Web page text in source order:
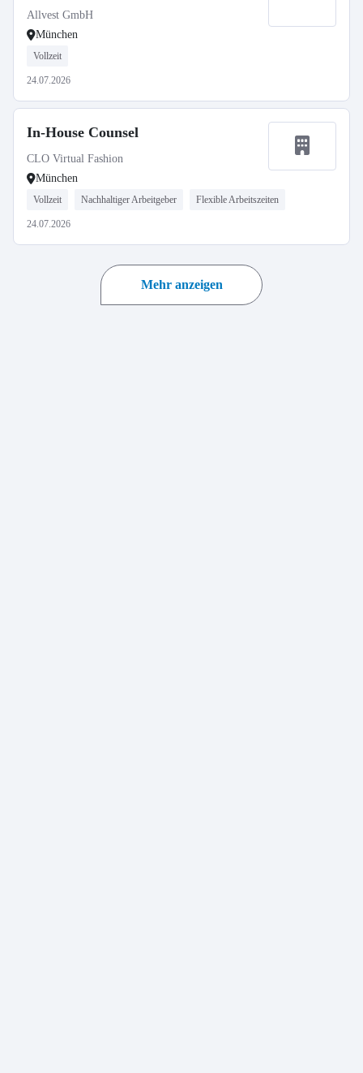
Allvest GmbH
München
Vollzeit
24.07.2026
In-House Counsel
CLO Virtual Fashion
München
Vollzeit Nachhaltiger Arbeitgeber Flexible Arbeitszeiten
24.07.2026
Mehr anzeigen